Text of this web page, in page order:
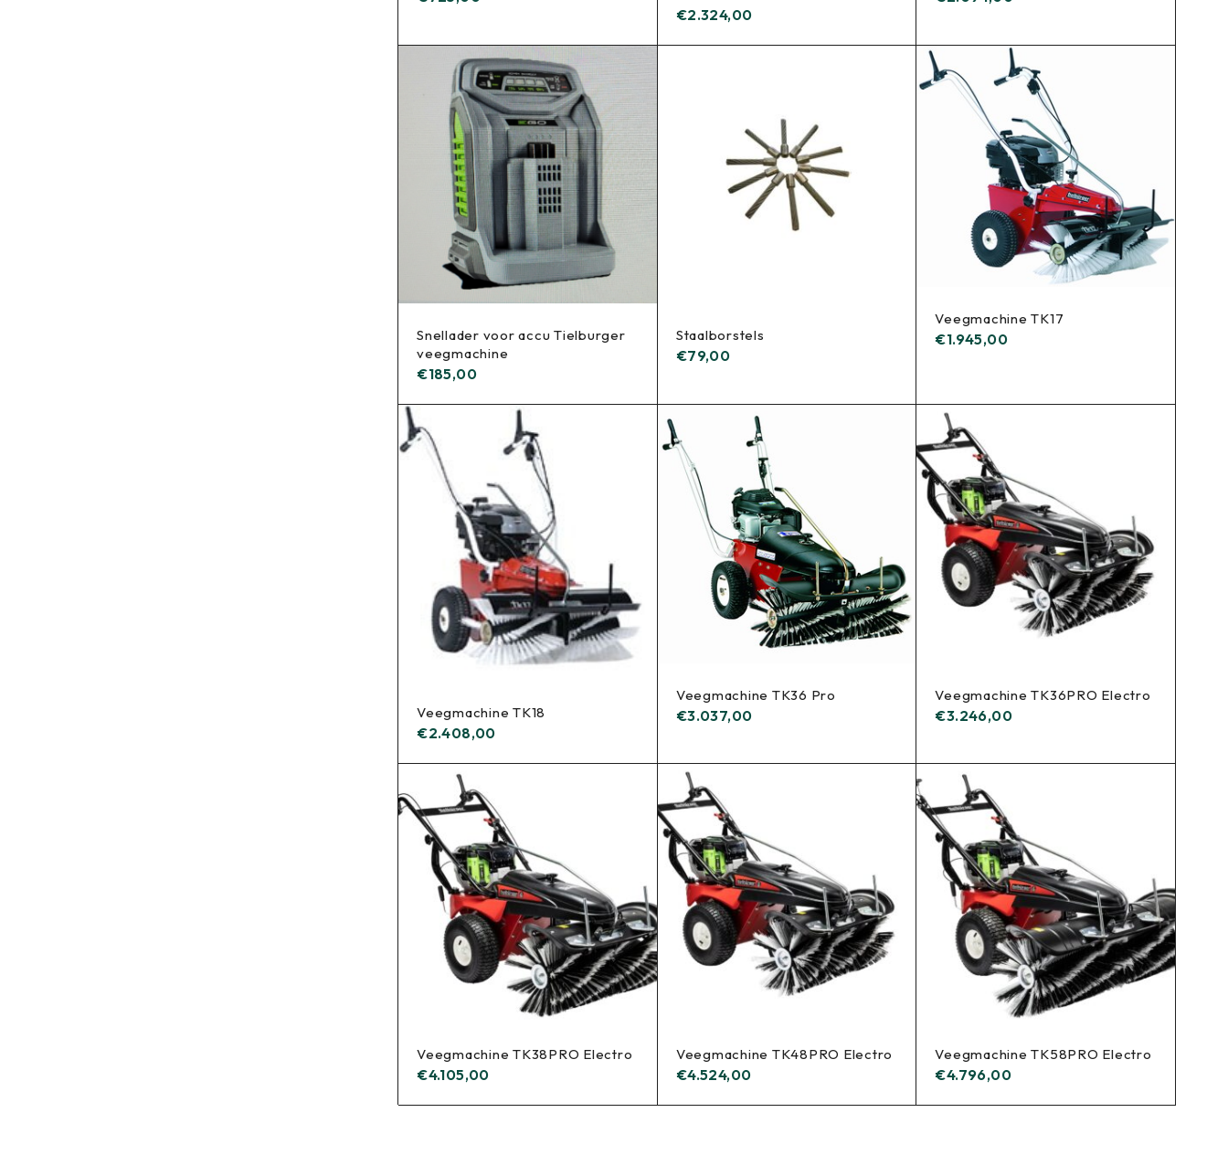
€2.324,00
Snellader voor accu Tielburger
veegmachine
€185,00
Staalborstels
€79,00
Veegmachine TK17
€1.945,00
Veegmachine TK18
€2.408,00
Veegmachine TK36 Pro
€3.037,00
Veegmachine TK36PRO Electro
€3.246,00
Veegmachine TK38PRO Electro
€4.105,00
Veegmachine TK48PRO Electro
€4.524,00
Veegmachine TK58PRO Electro
€4.796,00